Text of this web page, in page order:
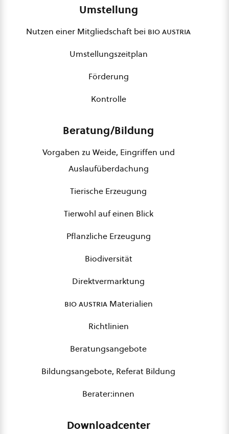
Umstellung
Nutzen einer Mitgliedschaft bei bio austria
Umstellungszeitplan
Förderung
Kontrolle
Beratung/Bildung
Vorgaben zu Weide, Eingriffen und
Auslaufüberdachung
Tierische Erzeugung
Tierwohl auf einen Blick
Pflanzliche Erzeugung
Biodiversität
Direktvermarktung
bio austriaMaterialien
Richtlinien
Beratungsangebote
Bildungsangebote, Referat Bildung
Berater:innen
Downloadcenter